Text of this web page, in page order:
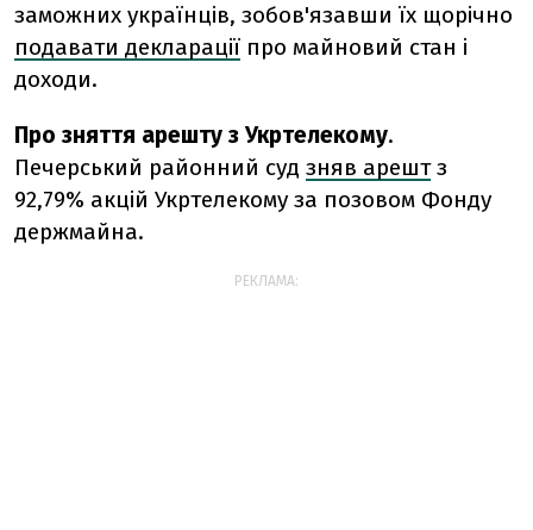
заможних українців, зобов'язавши їх щорічно
подавати декларації про майновий стан і
доходи.
Про зняття арешту з Укртелекому.
Печерський районний суд зняв арештз
92,79% акцій Укртелекому за позовом Фонду
держмайна.
РЕКЛАМА: